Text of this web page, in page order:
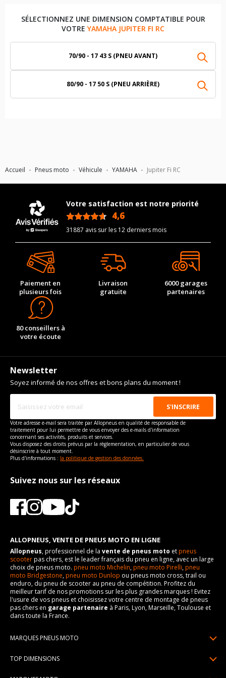
Accueil Pneus moto Véhicule YAMAHA Jupiter Fi RC
SÉLECTIONNEZ UNE DIMENSION COMPTATIBLE POUR
VOTREYAMAHA JUPITER FI RC
70/90 - 17 43 S (PNEU AVANT)
80/90 - 17 50 S (PNEU ARRIÈRE)
Votre satisfaction est notre priorité
4,6
31887 avis sur les 12 derniers mois
Paiement en
plusieurs fois
Livraison
gratuite
6000 garages
partenaires
80 conseillers à
votre écoute
Newsletter
Soyez informé de nos offres et bons plans du moment !
Votre adresse e-mail sera traitée par Allopneus en qualité de responsable de
traitement pour lui permettre de vous envoyer des e-mails d'information
concernant ses activités, produits et services.
Vous disposez des droits prévus par la règlementation, en particulier de vous
désinscrire à tout moment.
Plus d'informations : la politique de gestion des données.
Suivez nous sur les réseaux
ALLOPNEUS, VENTE DE PNEUS MOTO EN LIGNE
Allopneus, professionnel de la vente de pneus moto etpneus
scooterpas chers, est le leader français du pneu en ligne, avec un large
choix de pneus moto. pneu moto Michelin,pneu moto Pirelli,pneu
moto Bridgestone,pneu moto Dunlop ou pneus moto cross, trail ou
enduro, du pneu de scooter au pneu de compétition. Profitez du
meilleur tarif de nos promotions sur les plus grandes marques ! Evitez
l'usure de vos pneus et choisissez votre centre de montage de pneus
pas chers en garage partenaire à Paris, Lyon, Marseille, Toulouse et
dans toute la France.
MARQUES PNEUS MOTO
TOP DIMENSIONS